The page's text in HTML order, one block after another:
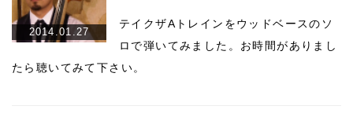
2014.01.27
テイクザAトレインをウッドベースのソ
ロで弾いてみました。お時間がありまし
たら聴いてみて下さい。